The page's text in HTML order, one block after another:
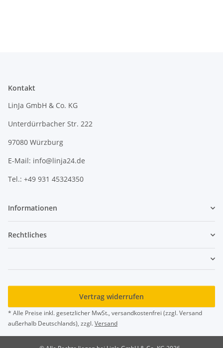
Kontakt
LinJa GmbH & Co. KG
Unterdürrbacher Str. 222
97080 Würzburg
E-Mail: info@linja24.de
Tel.: +49 931 45324350
Informationen
Rechtliches
Vertrag widerrufen
* Alle Preise inkl. gesetzlicher MwSt., versandkostenfrei (zzgl. Versand
außerhalb Deutschlands), zzgl.Versand